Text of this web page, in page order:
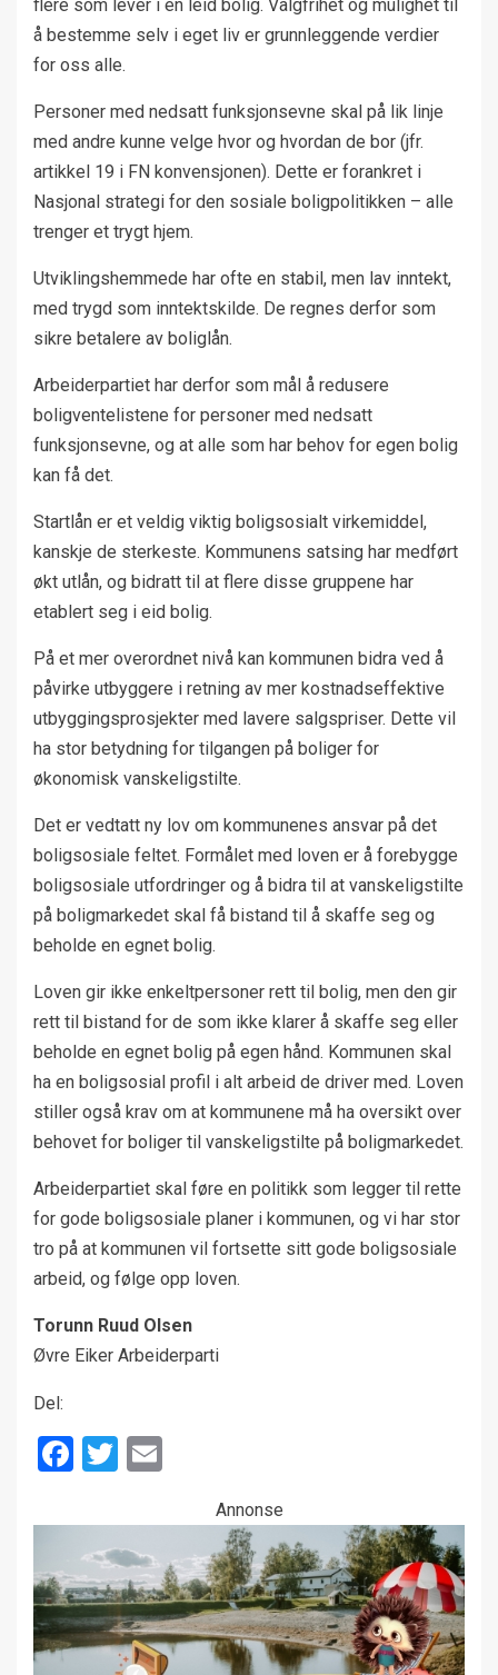
flere som lever i en leid bolig. Valgfrihet og mulighet til
å bestemme selv i eget liv er grunnleggende verdier
for oss alle.
Personer med nedsatt funksjonsevne skal på lik linje
med andre kunne velge hvor og hvordan de bor (jfr.
artikkel 19 i FN konvensjonen). Dette er forankret i
Nasjonal strategi for den sosiale boligpolitikken – alle
trenger et trygt hjem.
Utviklingshemmede har ofte en stabil, men lav inntekt,
med trygd som inntektskilde. De regnes derfor som
sikre betalere av boliglån.
Arbeiderpartiet har derfor som mål å redusere
boligventelistene for personer med nedsatt
funksjonsevne, og at alle som har behov for egen bolig
kan få det.
Startlån er et veldig viktig boligsosialt virkemiddel,
kanskje de sterkeste. Kommunens satsing har medført
økt utlån, og bidratt til at flere disse gruppene har
etablert seg i eid bolig.
På et mer overordnet nivå kan kommunen bidra ved å
påvirke utbyggere i retning av mer kostnadseffektive
utbyggingsprosjekter med lavere salgspriser. Dette vil
ha stor betydning for tilgangen på boliger for
økonomisk vanskeligstilte.
Det er vedtatt ny lov om kommunenes ansvar på det
boligsosiale feltet. Formålet med loven er å forebygge
boligsosiale utfordringer og å bidra til at vanskeligstilte
på boligmarkedet skal få bistand til å skaffe seg og
beholde en egnet bolig.
Loven gir ikke enkeltpersoner rett til bolig, men den gir
rett til bistand for de som ikke klarer å skaffe seg eller
beholde en egnet bolig på egen hånd. Kommunen skal
ha en boligsosial profil i alt arbeid de driver med. Loven
stiller også krav om at kommunene må ha oversikt over
behovet for boliger til vanskeligstilte på boligmarkedet.
Arbeiderpartiet skal føre en politikk som legger til rette
for gode boligsosiale planer i kommunen, og vi har stor
tro på at kommunen vil fortsette sitt gode boligsosiale
arbeid, og følge opp loven.
Torunn Ruud Olsen
Øvre Eiker Arbeiderparti
Del:
Facebook
Twitter
Annonse